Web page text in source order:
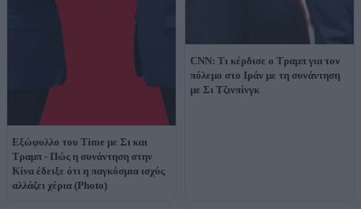
Εξώφυλλο του Time με Σι και
Τραμπ - Πώς η συνάντηση στην
Κίνα έδειξε ότι η παγκόσμια ισχύς
αλλάζει χέρια (Photo)
CNN: Τι κέρδισε ο Τραμπ για τον
πόλεμο στο Ιράν με τη συνάντηση
με Σι Τζινπίνγκ